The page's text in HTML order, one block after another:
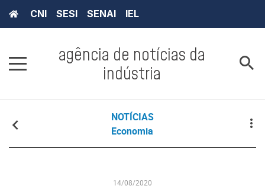
CNI SESI SENAI IEL
agência de notícias da
indústria
NOTÍCIAS
Economia
14/08/2020